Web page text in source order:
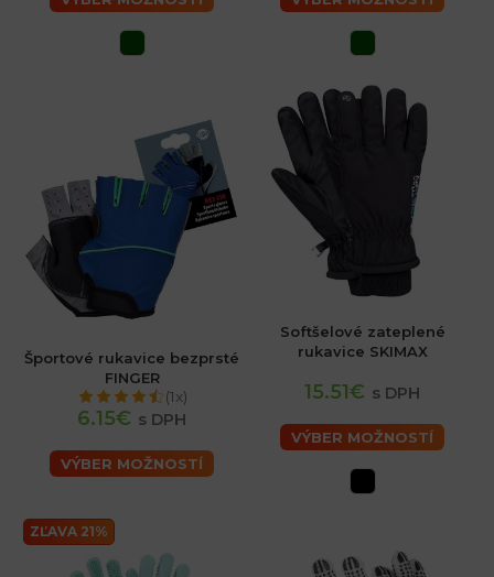
Športové rukavice bezprsté
FINGER
(1x)
6.15€ s DPH
VÝBER MOŽNOSTÍ
Softšelové zateplené
rukavice SKIMAX
15.51€ s DPH
VÝBER MOŽNOSTÍ
ZĽAVA 21%